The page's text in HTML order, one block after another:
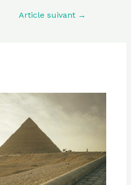
Article suivant →